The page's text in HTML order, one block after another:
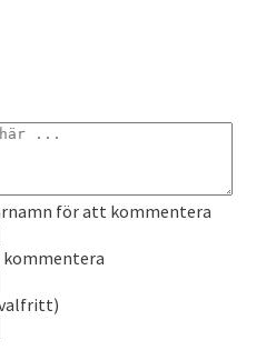
för att kommentera
kommentera